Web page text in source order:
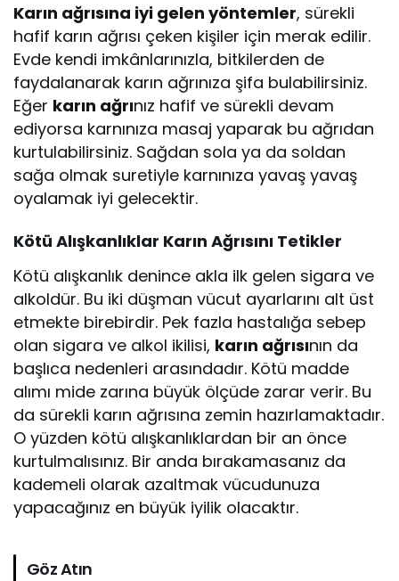
Karın ağrısına iyi gelen yöntemler, sürekli
hafif karın ağrısı çeken kişiler için merak edilir.
Evde kendi imkânlarınızla, bitkilerden de
faydalanarak karın ağrınıza şifa bulabilirsiniz.
Eğer karın ağrınız hafif ve sürekli devam
ediyorsa karnınıza masaj yaparak bu ağrıdan
kurtulabilirsiniz. Sağdan sola ya da soldan
sağa olmak suretiyle karnınıza yavaş yavaş
oyalamak iyi gelecektir.
Kötü Alışkanlıklar Karın Ağrısını Tetikler
Kötü alışkanlık denince akla ilk gelen sigara ve
alkoldür. Bu iki düşman vücut ayarlarını alt üst
etmekte birebirdir. Pek fazla hastalığa sebep
olan sigara ve alkol ikilisi, karın ağrısının da
başlıca nedenleri arasındadır. Kötü madde
alımı mide zarına büyük ölçüde zarar verir. Bu
da sürekli karın ağrısına zemin hazırlamaktadır.
O yüzden kötü alışkanlıklardan bir an önce
kurtulmalısınız. Bir anda bırakamasanız da
kademeli olarak azaltmak vücudunuza
yapacağınız en büyük iyilik olacaktır.
Göz Atın